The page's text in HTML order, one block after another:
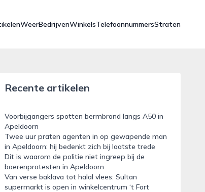
WeerBedrijvenWinkelsTelefoonnummersStraten
Recente artikelen
Voorbijgangers spotten bermbrand langs A50 in
Apeldoorn
Twee uur praten agenten in op gewapende man
in Apeldoorn: hij bedenkt zich bij laatste trede
Dit is waarom de politie niet ingreep bij de
boerenprotesten in Apeldoorn
Van verse baklava tot halal vlees: Sultan
supermarkt is open in winkelcentrum ‘t Fort